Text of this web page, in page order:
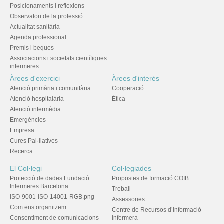
Posicionaments i reflexions
Observatori de la professió
Actualitat sanitària
Agenda professional
Premis i beques
Associacions i societats científiques
infermeres
Àrees d'exercici
Atenció primària i comunitària
Atenció hospitalària
Atenció intermèdia
Emergències
Empresa
Cures Pal·liatives
Recerca
Àrees d'interès
Cooperació
Ètica
El Col·legi
Protecció de dades Fundació
Infermeres Barcelona
ISO-9001-ISO-14001-RGB.png
Com ens organitzem
Consentiment de comunicacions
Col·legiades
Propostes de formació COIB
Treball
Assessories
Centre de Recursos d’Informació
Infermera